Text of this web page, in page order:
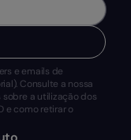
e emails de
Consulte a nossa
a utilização dos
e como retirar o